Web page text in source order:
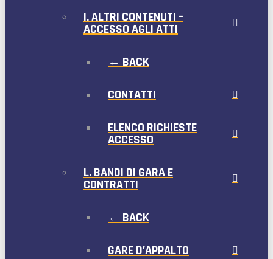
I. ALTRI CONTENUTI –
ACCESSO AGLI ATTI
← BACK
CONTATTI
ELENCO RICHIESTE
ACCESSO
L. BANDI DI GARA E
CONTRATTI
← BACK
GARE D’APPALTO